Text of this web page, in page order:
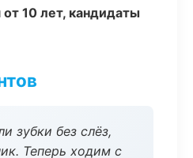
10 лет, кандидаты
зубки без слёз,
Теперь ходим с